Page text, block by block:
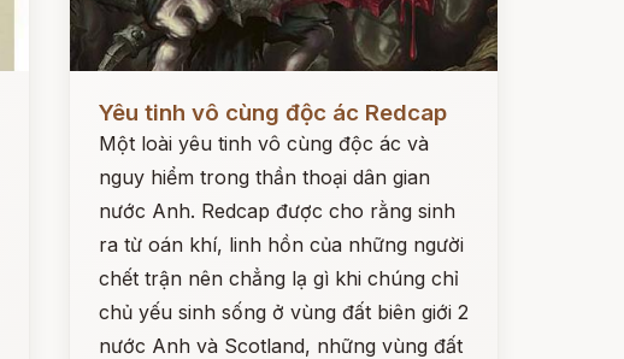
Yêu tinh vô cùng độc ác Redcap
Một loài yêu tinh vô cùng độc ác và
nguy hiểm trong thần thoại dân gian
nước Anh. Redcap được cho rằng sinh
ra từ oán khí, linh hồn của những người
chết trận nên chẳng lạ gì khi chúng chỉ
chủ yếu sinh sống ở vùng đất biên giới 2
nước Anh và Scotland, những vùng đất